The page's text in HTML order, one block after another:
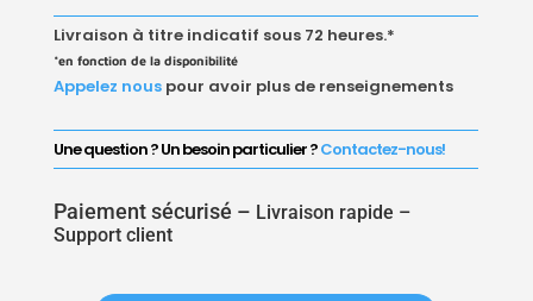
EN
FONTE
MALLÉABLE
NOIR
Livraison à titre indicatif sous 72 heures.*
*en fonction de la disponibilité
Appelez nouspour avoir plus de renseignements
Une question ? Un besoin particulier ?Contactez-nous!
Paiement sécurisé – Livraison rapide –
Support client